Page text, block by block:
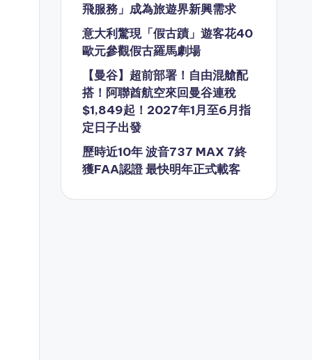
飛服務」成為旅遊界新興需求
意大利驚現「假古蹟」遊客花40
歐元參觀假古羅馬劇場
【曼谷】超前部署！自由混艙配
搭！阿聯酋航空來回曼谷連稅
$1,849起！2027年1月至6月指
定日子出發
歷時近10年 波音737 MAX 7終
獲FAA認證 最快明年正式載客